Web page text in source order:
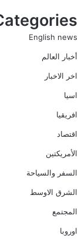
English news
أخبار العالم
اخر الاخبار
اسيا
افريقيا
اقتصاد
الأمريكتين
السفر والسياحة
الشرق الاوسط
المجتمع
اوروبا